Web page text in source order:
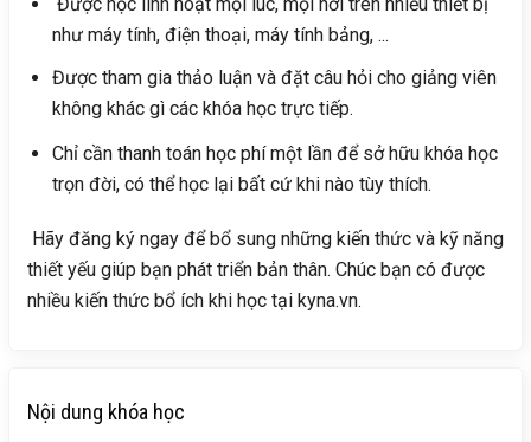
như máy tính, điện thoại, máy tính bảng, ...
Được tham gia thảo luận và đặt câu hỏi cho giảng viên
không khác gì các khóa học trực tiếp.
Chỉ cần thanh toán học phí một lần để sở hữu khóa học
trọn đời, có thể học lại bất cứ khi nào tùy thích.
Hãy đăng ký ngay để bổ sung những kiến thức và kỹ năng
thiết yếu giúp bạn phát triển bản thân. Chúc bạn có được
nhiều kiến thức bổ ích khi học tại kyna.vn.
Nội dung khóa học